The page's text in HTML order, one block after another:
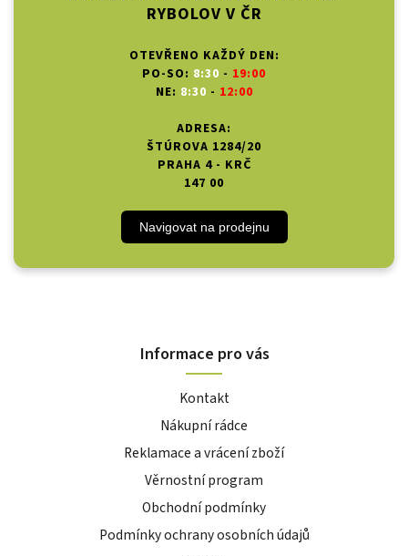
RYBOLOV V ČR
OTEVŘENO KAŽDÝ DEN:
PO-SO: 8:30 - 19:00
NE: 8:30 - 12:00
ADRESA:
ŠTÚROVA 1284/20
PRAHA 4 - KRČ
147 00
Navigovat na prodejnu
Informace pro vás
Kontakt
Nákupní rádce
Reklamace a vrácení zboží
Věrnostní program
Obchodní podmínky
Podmínky ochrany osobních údajů